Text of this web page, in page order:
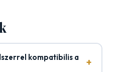
kompatibilis a
+